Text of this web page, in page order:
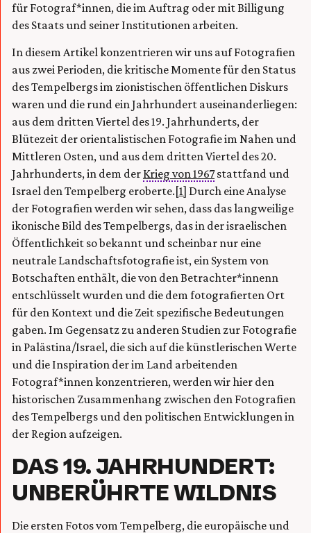
für Fotograf*innen, die im Auftrag oder mit Billigung
des Staats und seiner Institutionen arbeiten.
In diesem Artikel konzentrieren wir uns auf Fotografien
aus zwei Perioden, die kritische Momente für den Status
des Tempelbergs im zionistischen öffentlichen Diskurs
waren und die rund ein Jahrhundert auseinanderliegen:
aus dem dritten Viertel des 19. Jahrhunderts, der
Blütezeit der orientalistischen Fotografie im Nahen und
Mittleren Osten, und aus dem dritten Viertel des 20.
Jahrhunderts, in dem der Krieg von 1967stattfand und
Israel den Tempelberg eroberte. [1] Durch eine Analyse
der Fotografien werden wir sehen, dass das langweilige
ikonische Bild des Tempelbergs, das in der israelischen
Öffentlichkeit so bekannt und scheinbar nur eine
neutrale Landschaftsfotografie ist, ein System von
Botschaften enthält, die von den Betrachter*innenn
entschlüsselt wurden und die dem fotografierten Ort
für den Kontext und die Zeit spezifische Bedeutungen
gaben. Im Gegensatz zu anderen Studien zur Fotografie
in Palästina/Israel, die sich auf die künstlerischen Werte
und die Inspiration der im Land arbeitenden
Fotograf*innen konzentrieren, werden wir hier den
historischen Zusammenhang zwischen den Fotografien
des Tempelbergs und den politischen Entwicklungen in
der Region aufzeigen.
DAS 19. JAHRHUNDERT:
UNBERÜHRTE WILDNIS
Die ersten Fotos vom Tempelberg, die europäische und